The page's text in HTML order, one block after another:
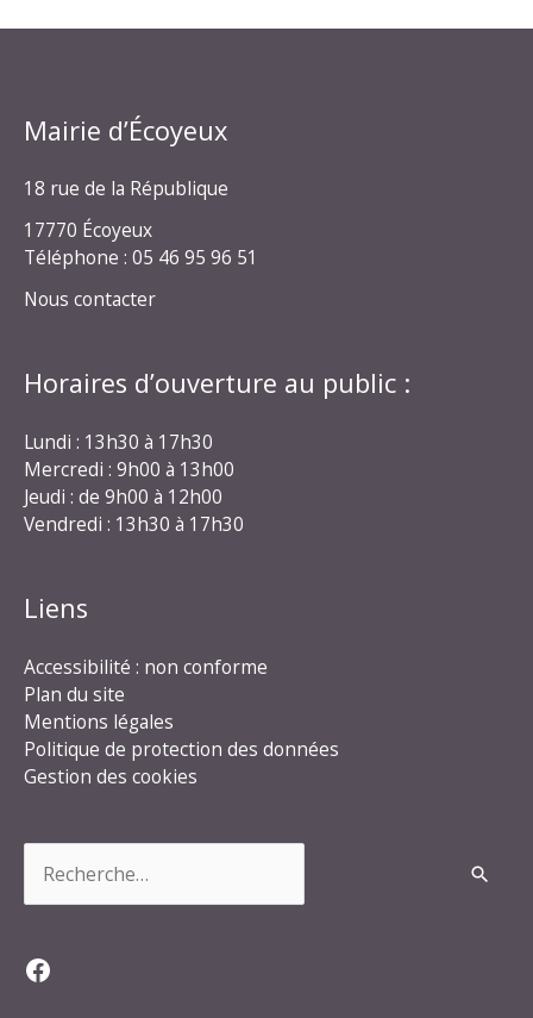
Mairie d’Écoyeux
18 rue de la République
17770 Écoyeux
Téléphone : 05 46 95 96 51
Nous contacter
Horaires d’ouverture au public :
Lundi : 13h30 à 17h30
Mercredi : 9h00 à 13h00
Jeudi : de 9h00 à 12h00
Vendredi : 13h30 à 17h30
Liens
Accessibilité : non conforme
Plan du site
Mentions légales
Politique de protection des données
Gestion des cookies
Facebook